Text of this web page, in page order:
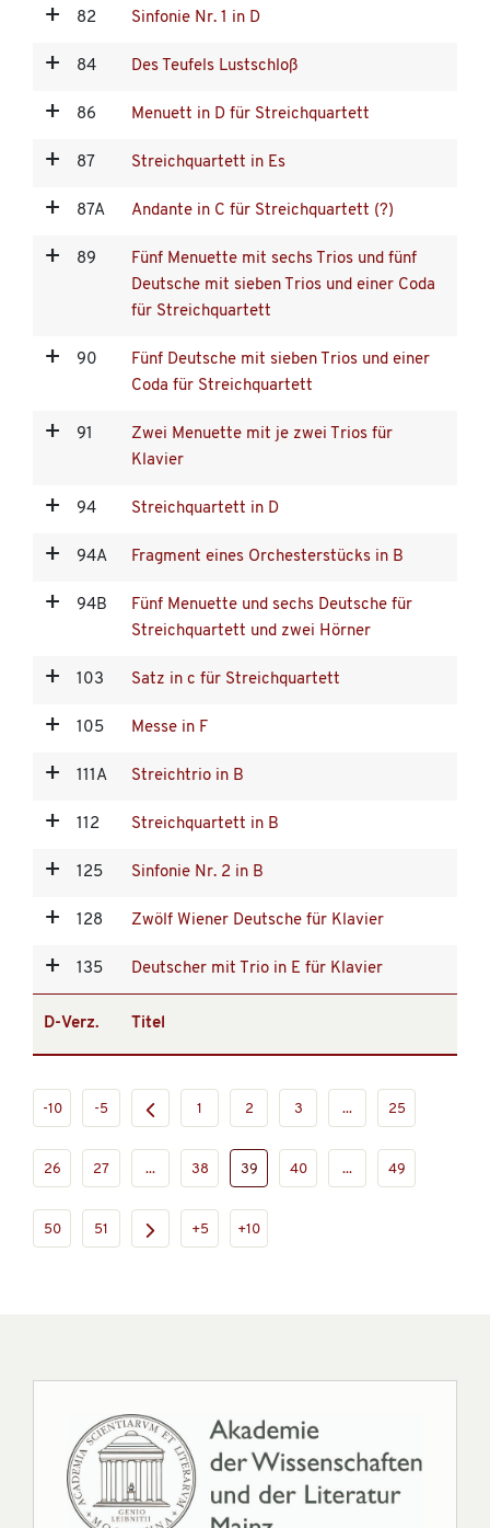
82 Sinfonie Nr. 1 in D
84 Des Teufels Lustschloß
86 Menuett in D für Streichquartett
87 Streichquartett in Es
87A Andante in C für Streichquartett (?)
89
Fünf Menuette mit sechs Trios und fünf
Deutsche mit sieben Trios und einer Coda
für Streichquartett
90
Fünf Deutsche mit sieben Trios und einer
Coda für Streichquartett
91
Zwei Menuette mit je zwei Trios für
Klavier
94 Streichquartett in D
94A Fragment eines Orchesterstücks in B
94B
Fünf Menuette und sechs Deutsche für
Streichquartett und zwei Hörner
103 Satz in c für Streichquartett
105 Messe in F
111A Streichtrio in B
112 Streichquartett in B
125 Sinfonie Nr. 2 in B
128 Zwölf Wiener Deutsche für Klavier
135 Deutscher mit Trio in E für Klavier
D-Verz. Titel
-10 -5 1 2 3 ... 25
26 27 ... 38 39 40 ... 49
50 51 +5 +10